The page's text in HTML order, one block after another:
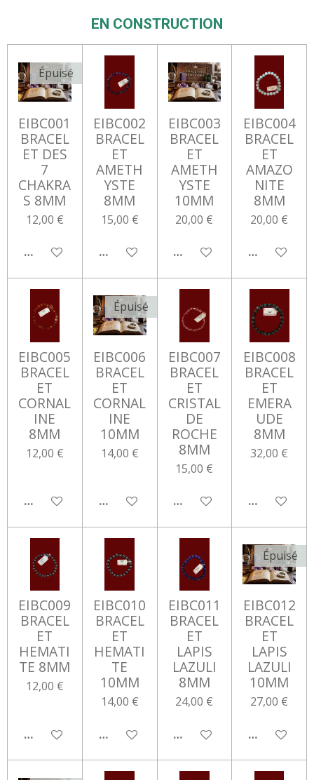
EN CONSTRUCTION
Épuisé
EIBC001
BRACEL
ET DES
7
CHAKRA
S 8MM
12,00 €
M'AVERTIR SI DISPONIBLE
EIBC002
BRACEL
ET
AMETH
YSTE
8MM
15,00 €
AJOUTER AU PANIER
EIBC003
BRACEL
ET
AMETH
YSTE
10MM
20,00 €
AJOUTER AU PANIER
EIBC004
BRACEL
ET
AMAZO
NITE
8MM
20,00 €
AJOUTER
EIBC005
BRACEL
ET
CORNAL
INE
8MM
12,00 €
AJOUTER AU PANIER
Épuisé
EIBC006
BRACEL
ET
CORNAL
INE
10MM
14,00 €
M'AVERTIR SI DISPONIBLE
EIBC007
BRACEL
ET
CRISTAL
DE
ROCHE
8MM
15,00 €
AJOUTER AU PANIER
EIBC008
BRACEL
ET
EMERA
UDE
8MM
32,00 €
AJOUTER
EIBC009
BRACEL
ET
HEMATI
TE 8MM
12,00 €
AJOUTER AU PANIER
EIBC010
BRACEL
ET
HEMATI
TE
10MM
14,00 €
AJOUTER AU PANIER
EIBC011
BRACEL
ET
LAPIS
LAZULI
8MM
24,00 €
AJOUTER AU PANIER
Épuisé
EIBC012
BRACEL
ET
LAPIS
LAZULI
10MM
27,00 €
M'AVERTIR